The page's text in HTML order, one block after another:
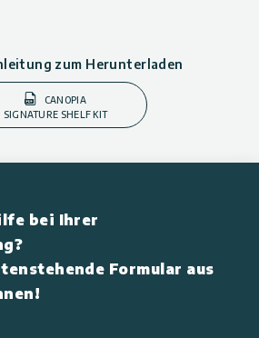
zum Herunterladen
CANOPIA
SIGNATURE SHELF KIT
bei Ihrer
Formular aus